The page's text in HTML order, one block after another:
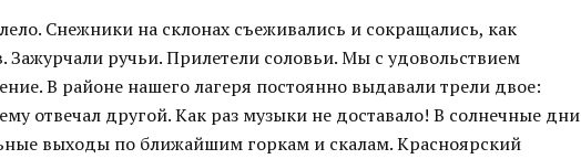
Снежники на склонах съеживались и сокращались, как
Зажурчали ручьи. Прилетели соловьи. Мы с удовольствием
В районе нашего лагеря постоянно выдавали трели двое:
отвечал другой. Как раз музыки не доставало! В солнечные дни
выходы по ближайшим горкам и скалам. Красноярский